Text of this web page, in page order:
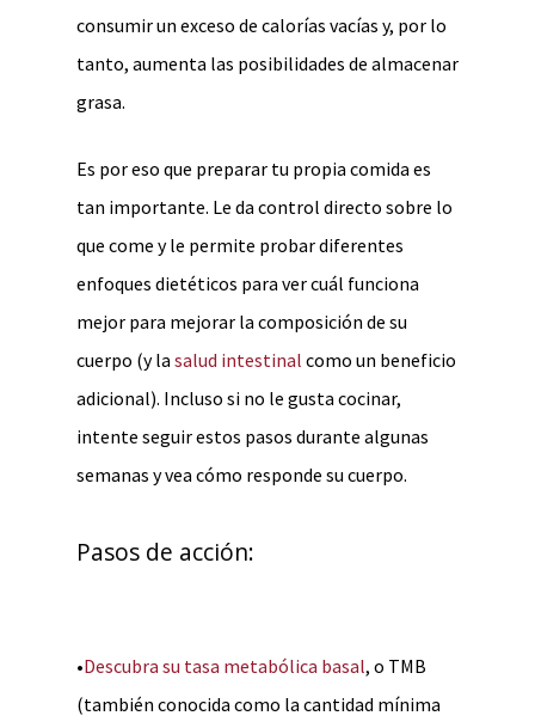
consumir un exceso de calorías vacías y, por lo
tanto, aumenta las posibilidades de almacenar
grasa.
Es por eso que preparar tu propia comida es
tan importante. Le da control directo sobre lo
que come y le permite probar diferentes
enfoques dietéticos para ver cuál funciona
mejor para mejorar la composición de su
cuerpo (y la salud intestinal como un beneficio
adicional). Incluso si no le gusta cocinar,
intente seguir estos pasos durante algunas
semanas y vea cómo responde su cuerpo.
Pasos de acción:
•Descubra su tasa metabólica basal, o TMB
(también conocida como la cantidad mínima